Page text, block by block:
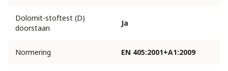
Dolomit-stoftest (D)
doorstaan
Ja
Normering EN 405:2001+A1:2009